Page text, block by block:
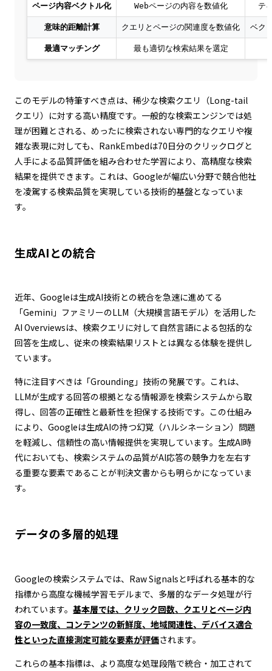
ページ内容ベクトル化 Webページの内容を数値化 テ
意味的距離計算 クエリとページの関連度を数値化 ベク
最適マッチング 最も適切な検索結果を選定
このモデルの特筆すべき点は、稀少な検索クエリ（Long-tail
クエリ）に対する高い精度です。一般的な検索エンジンでは処
理が困難とされる、めったに検索されない専門的なクエリや複
雑な表現に対しても、RankEmbedは70日分のクリックログと
人手による品質評価を組み合わせた学習により、高精度な検索
結果を提供できます。これは、Googleが幅広い分野で競合他社
を凌駕する検索品質を実現している技術的基盤となっていま
す。
生成AIとの統合
近年、Googleは生成AI技術との統合を急速に進めてる
「Gemini」ファミリーのLLM（大規模言語モデル）を活用した
AI Overviewsは、検索クエリに対して自然言語による包括的な
回答を生成し、従来の検索結果リストとは異なる体験を提供し
ています。
特に注目すべきは「Grounding」技術の発展です。これは、
LLMが生成する回答の根拠となる情報源を検索システムから取
得し、回答の正確性と最新性を担保する技術です。この仕組み
により、Googleは生成AIの持つ幻覚（ハルシネーション）問題
を軽減し、信頼性の高い情報提供を実現しています。生成AI時
代においても、検索システムの品質がAI応答の競争力を左右す
る重要な要素であることが判決文書からも明らかになっていま
す。
データの多層的処理
Googleの検索システムでは、Raw Signalsと呼ばれる基本的な
指標から高度な機械学習モデルまで、多層的なデータ処理が行
われています。 基本層では、クリック回数、クエリとページ内
容の一致度、コンテンツの新鮮度、地域関連性、デバイス適合
性といった直接測定可能な要素が評価されます。
これらの基本指標は、より高度な処理段階で統合・加工されて